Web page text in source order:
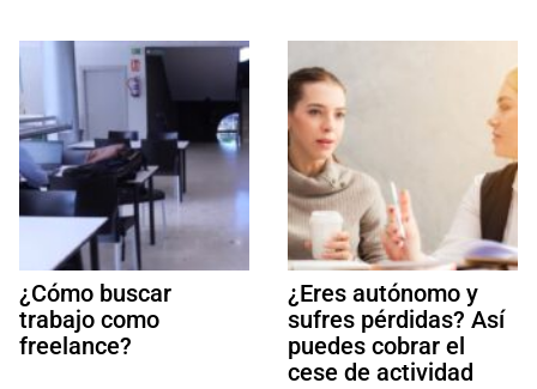
¿Cómo buscar
trabajo como
freelance?
¿Eres autónomo y
sufres pérdidas? Así
puedes cobrar el
cese de actividad